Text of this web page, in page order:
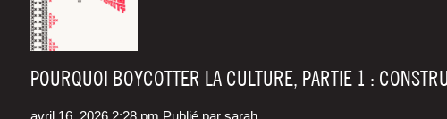
POURQUOI BOYCOTTER LA CULTURE, PARTIE 1 :
avril 16, 2026 2:28 pm Publié par sarah